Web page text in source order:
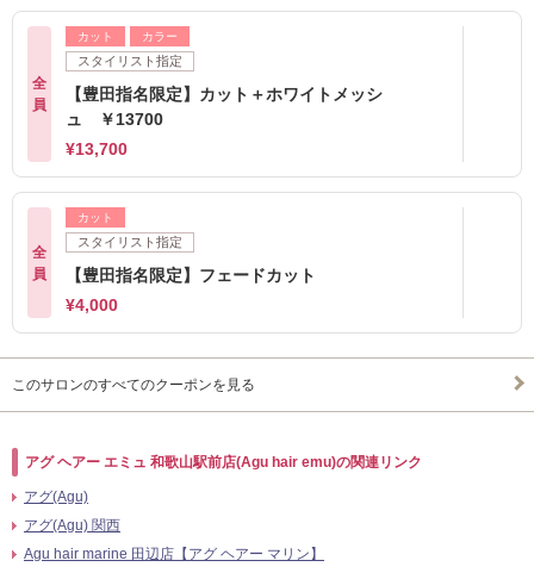
全
員
カット カラー
スタイリスト指定
【豊田指名限定】カット＋ホワイトメッシ
ュ ￥13700
¥13,700
全
員
カット
スタイリスト指定
【豊田指名限定】フェードカット
¥4,000
このサロンのすべてのクーポンを見る
アグ ヘアー エミュ 和歌山駅前店(Agu hair emu)の関連リンク
アグ(Agu)
アグ(Agu) 関西
Agu hair marine 田辺店【アグ ヘアー マリン】